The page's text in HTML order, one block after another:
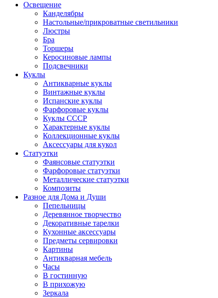
Освещение
Канделябры
Настольные/прикроватные светильники
Люстры
Бра
Торшеры
Керосиновые лампы
Подсвечники
Куклы
Антикварные куклы
Винтажные куклы
Испанские куклы
Фарфоровые куклы
Куклы СССР
Характерные куклы
Коллекционные куклы
Аксессуары для кукол
Статуэтки
Фаянсовые статуэтки
Фарфоровые статуэтки
Металлические статуэтки
Композиты
Разное для Дома и Души
Пепельницы
Деревянное творчество
Декоративные тарелки
Кухонные аксессуары
Предметы сервировки
Картины
Антикварная мебель
Часы
В гостинную
В прихожую
Зеркала